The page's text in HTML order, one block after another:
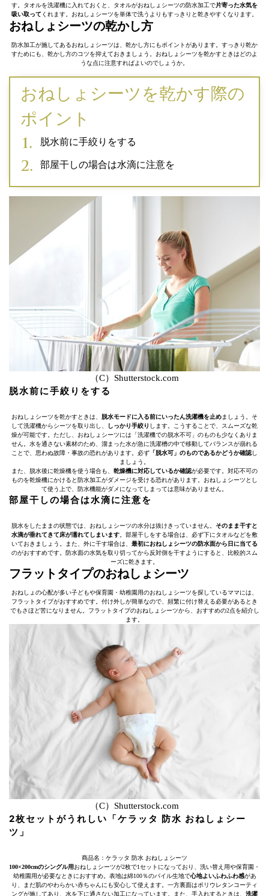
す。タオルを洗濯機に入れておくと、タオルがおねしょシーツの防水加工で片寄った水気を
吸い取ってくれます。おねしょシーツを単体で洗うよりもすっきりと乾きやすくなります。
おねしょシーツの乾かし方
防水加工が施してあるおねしょシーツは、乾かし方にもポイントがあります。すっきり乾か
すためにも、乾かし方のコツを抑えておきましょう。おねしょシーツを乾かすときはどのよ
うな点に注意すればよいのでしょうか。
おねしょシーツを乾かす際の
ポイント
脱水前に手絞りをする
部屋干しの場合は水滴に注意を
（C）Shutterstock.com
脱水前に手絞りをする
おねしょシーツを乾かすときは、 脱水モードに入る前にいったん洗濯機を止めましょう。そ
して洗濯機からシーツを取り出し、
しっかり手絞り します。こうすることで、スムーズな乾
燥が可能です。ただし、おねしょシーツには「洗濯機での脱水不可」のものも少なくありま
せん。水を通さない素材のため、溜まった水が急に洗濯槽の中で移動してバランスが崩れる
ことで、思わぬ故障・事故の恐れがあります。必ず 「脱水可」のものであるかどうか確認し
ましょう。
また、脱水後に乾燥機を使う場合も、 乾燥機に対応しているか確認が必要です。対応不可の
ものを乾燥機にかけると防水加工がダメージを受ける恐れがあります。おねしょシーツとし
て使う上で、防水機能がダメになってしまっては意味がありません。
部屋干しの場合は水滴に注意を
脱水をしたままの状態では、おねしょシーツの水分は抜けきっていません。 そのまま干すと
水滴が垂れてきて床が濡れてしまいます 。部屋干しをする場合は、必ず下にタオルなどを敷
いておきましょう。また、外に干す場合は、 最初におねしょシーツの防水面から日に当てる
のがおすすめです。防水面の水気を取り切ってから反対側を干すようにすると、比較的スム
ーズに乾きます。
フラットタイプのおねしょシーツ
おねしょの心配が多い子どもや保育園・幼稚園用のおねしょシーツを探しているママには、
フラットタイプがおすすめです。付け外しが簡単なので、頻繁に付け替える必要があるとき
でもさほど苦になりません。フラットタイプのおねしょシーツから、おすすめの2点を紹介し
ます。
（C）Shutterstock.com
2枚セットがうれしい「ケラッタ 防水 おねしょシー
ツ」
商品名：ケラッタ 防水 おねしょシーツ
100×200cmのシングル用おねしょシーツが2枚で1セットになっており、洗い替え用や保育園・
幼稚園用が必要なときにおすすめ。表地は綿100％のパイル生地で心地よいふわふわ感があ
り、まだ肌のやわらかい赤ちゃんにも安心して使えます。一方裏面はポリウレタンコーティ
ングが施してあり、水を下に通さない加工になっています。また、手入れするときは、 洗濯